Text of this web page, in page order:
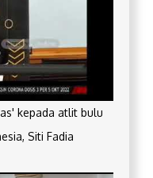
kepada atlit bulu
Siti Fadia